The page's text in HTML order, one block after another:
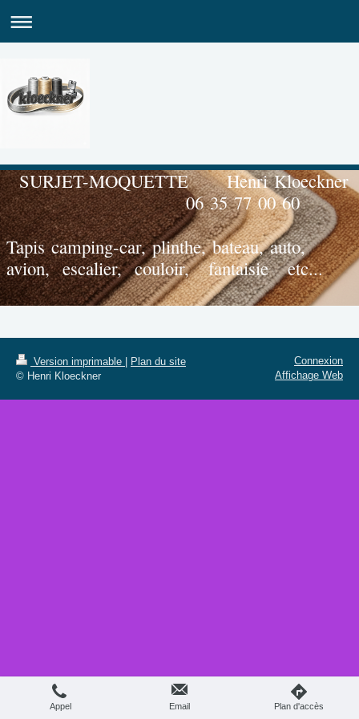
SURJET-
06 35 77 00 60
Tapis camping-car, plinthe, bateau, auto,
avion, escalier, couloir, fantaisie etc...
Version imprimable
Plan du site
© Henri Kloeckner
Connexion
Affichage Web
Appel Email Plan d'accès